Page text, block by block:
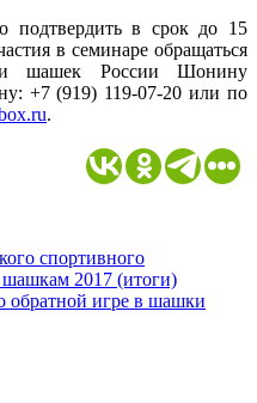
подтвердить в срок до 15
в семинаре обращаться
шашек России Шонину
+7 (919) 119-07-20 или по
.
спортивного
шашкам 2017 (итоги)
обратной игре в шашки